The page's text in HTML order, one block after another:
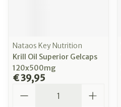
Nataos Key Nutrition
Krill Oil Superior Gelcaps
120x500mg
€ 39,95